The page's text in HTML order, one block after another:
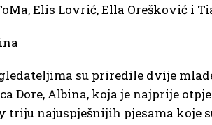
Elis Lovrić, Ella Orešković i
su priredile dvije
Dore, Albina, koja je najprije
triju najuspješnijih pjesama koje